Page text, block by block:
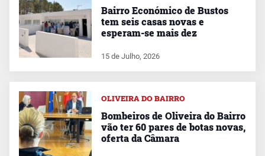
Bairro Económico de Bustos
tem seis casas novas e
esperam-se mais dez
15 de Julho, 2026
OLIVEIRA DO BAIRRO
Bombeiros de Oliveira do Bairro
vão ter 60 pares de botas novas,
oferta da Câmara